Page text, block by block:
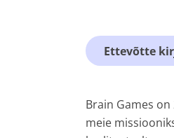
Ettevõtte
Brain Games
meie